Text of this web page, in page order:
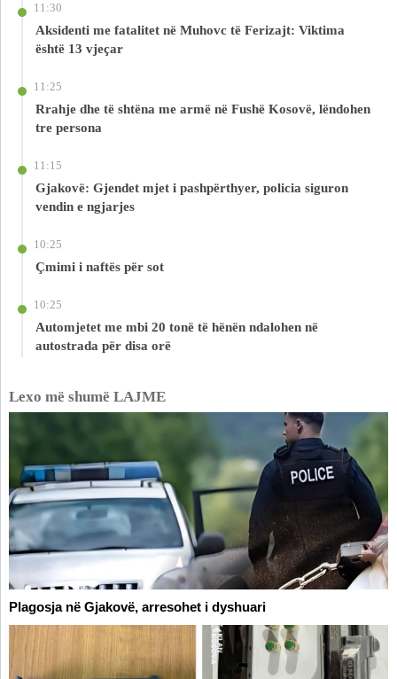
11:30
Aksidenti me fatalitet në Muhovc të Ferizajt: Viktima
është 13 vjeçar
11:25
Rrahje dhe të shtëna me armë në Fushë Kosovë, lëndohen
tre persona
11:15
Gjakovë: Gjendet mjet i pashpërthyer, policia siguron
vendin e ngjarjes
10:25
Çmimi i naftës për sot
10:25
Automjetet me mbi 20 tonë të hënën ndalohen në
autostrada për disa orë
Lexo më shumë LAJME
Plagosja në Gjakovë, arresohet i dyshuari